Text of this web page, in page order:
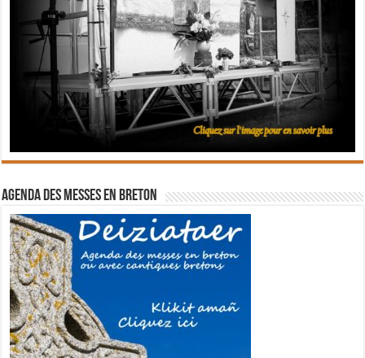
Agenda des messes en breton